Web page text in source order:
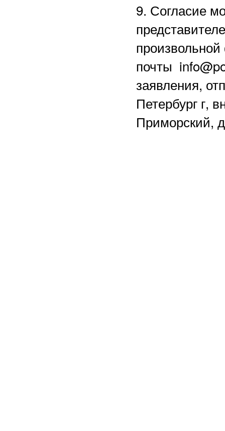
9. Согласие
почты
заявления,
Петербург г,
Приморский,